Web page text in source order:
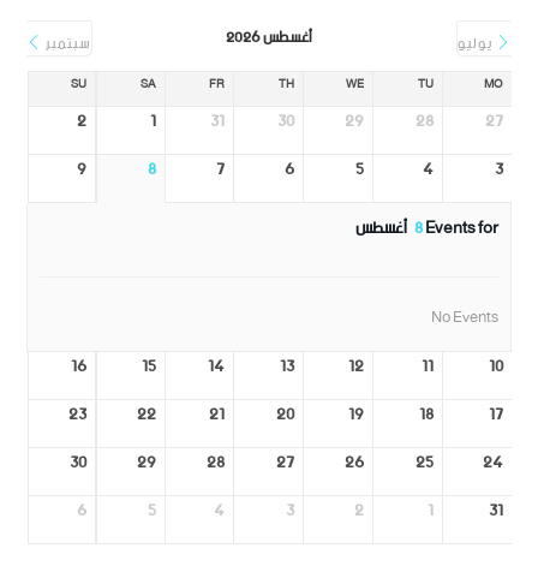
يوليو أغسطس 2026 سبتمبر
MO
TU
WE
TH
FR
SA
SU
27
28
29
30
31
1
2
3
4
5
6
7
8
9
Events for
8أغسطس
No Events
10
11
12
13
14
15
16
17
18
19
20
21
22
23
24
25
26
27
28
29
30
31
1
2
3
4
5
6